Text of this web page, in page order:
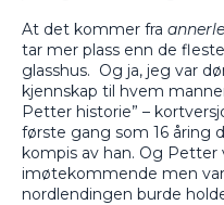
At det kommer fra
tar mer plass enn de
glasshus. Og ja, jeg var
kjennskap til hvem
Petter historie” –
første gang som 16 åring
kompis av han. Og Petter
imøtekommende men
nordlendingen burde